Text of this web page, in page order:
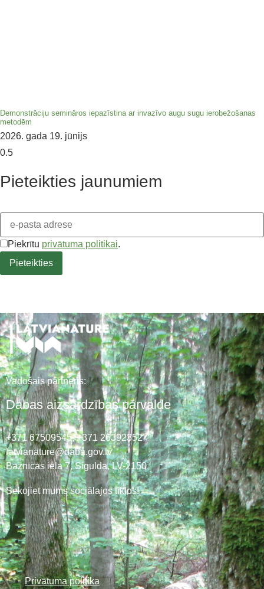
Demonstrāciju semināros iepazīstina ar invazīvo augu sugu ierobežošanas
metodēm
2026. gada 19. jūnijs
Pieteikties jaunumiem
Piekrītu privātuma politikai.
Vadošais partneris:
Dabas aizsardzības pārvalde
+371 67509545,+371 26392352
latvianature@daba.gov.lv
Baznīcas iela 7, Sigulda, LV-2150
Sekojiet mums sociālajos tīklos!
Privātuma politika